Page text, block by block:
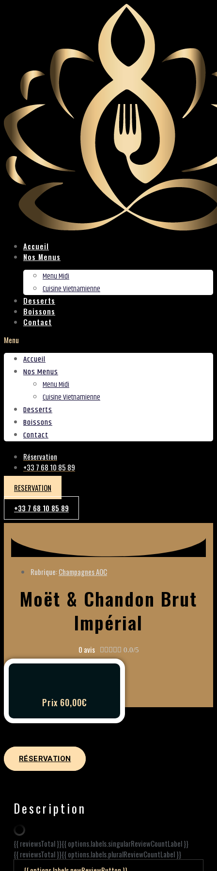
Accueil
Nos Menus
Menu Midi
Cuisine Vietnamienne
Desserts
Boissons
Contact
Menu
Accueil
Nos Menus
Menu Midi
Cuisine Vietnamienne
Desserts
Boissons
Contact
Réservation
+33 7 68 10 85 89
RESERVATION
+33 7 68 10 85 89
Rubrique:Champagnes AOC
Moët & Chandon Brut
Impérial
0 avis      0.0/5
Prix 60,00€
RÉSERVATION
Description
{{ reviewsTotal }}{{ options.labels.singularReviewCountLabel }}
{{ reviewsTotal }}{{ options.labels.pluralReviewCountLabel }}